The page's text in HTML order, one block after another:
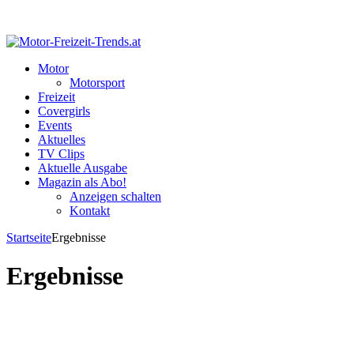
Motor
Motorsport
Freizeit
Covergirls
Events
Aktuelles
TV Clips
Aktuelle Ausgabe
Magazin als Abo!
Anzeigen schalten
Kontakt
StartseiteErgebnisse
Ergebnisse